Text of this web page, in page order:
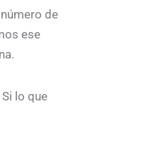
de
ese
lo que